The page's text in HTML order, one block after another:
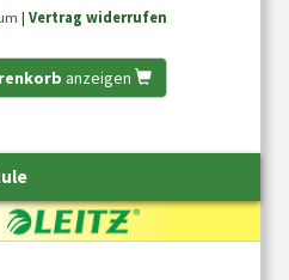
| Vertrag widerrufen
anzeigen